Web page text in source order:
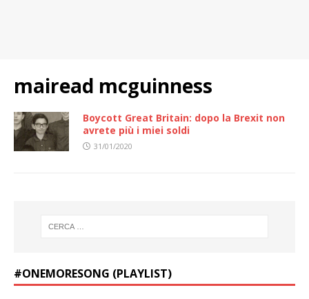
mairead mcguinness
Boycott Great Britain: dopo la Brexit non
avrete più i miei soldi
31/01/2020
#ONEMORESONG (PLAYLIST)